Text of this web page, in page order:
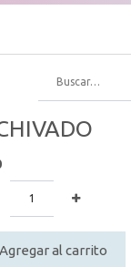
Agregar al carrito